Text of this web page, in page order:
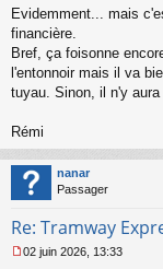
s
g
e
n
o
l
u
Evidemment... mais
financière.
Bref, ça foisonne
l'entonnoir mais il va
tuyau. Sinon, il n'y
Rémi
nanar
Passager
Re: Tramway
02 juin 2026, 13:33